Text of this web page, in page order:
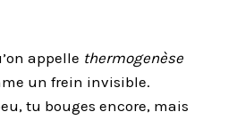
appelle thermogenèse
un frein invisible.
tu bouges encore, mais